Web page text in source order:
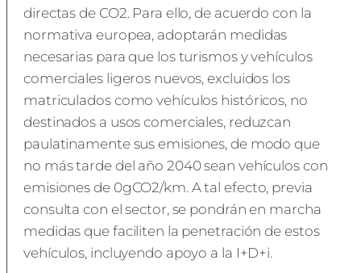
directas de CO2. Para ello, de acuerdo con la
normativa europea, adoptarán medidas
necesarias para que los turismos y vehículos
comerciales ligeros nuevos, excluidos los
matriculados como vehículos históricos, no
destinados a usos comerciales, reduzcan
paulatinamente sus emisiones, de modo que
no más tarde del año 2040 sean vehículos con
emisiones de 0gCO2/km. A tal efecto, previa
consulta con el sector, se pondrán en marcha
medidas que faciliten la penetración de estos
vehículos, incluyendo apoyo a la I+D+i.